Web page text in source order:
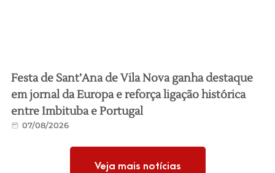
Festa de Sant’Ana de Vila Nova ganha destaque
em jornal da Europa e reforça ligação histórica
entre Imbituba e Portugal
07/08/2026
Veja mais notícias